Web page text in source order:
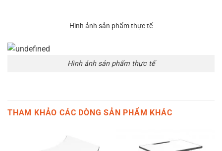
Hình ảnh sản phẩm thực tế
Hình ảnh sản phẩm thực tế
THAM KHẢO CÁC DÒNG SẢN PHẨM KHÁC